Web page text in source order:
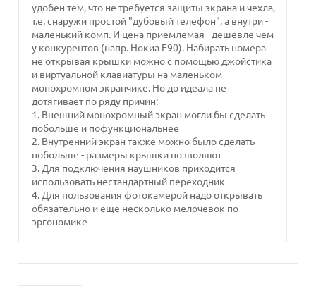
удобен тем, что не требуется защиты экрана и чехла,
т.е. снаружи простой "дубовый телефон", а внутри -
маленький комп. И цена приемлемая - дешевле чем
у конкурентов (напр. Нокиа Е90). Набирать номера
не открывая крышки можно с помощью джойстика
и виртуальной клавиатуры на маленьком
монохромном экранчике. Но до идеала не
дотягивает по ряду причин:
1. Внешний монохромный экран могли бы сделать
побольше и пофункциональнее
2. Внутренний экран также можно было сделать
побольше - размеры крышки позволяют
3. Для подключения наушников приходится
использовать нестандартный переходник
4. Для пользования фотокамерой надо открывать
обязательно и еще несколько мелочевок по
эргономике